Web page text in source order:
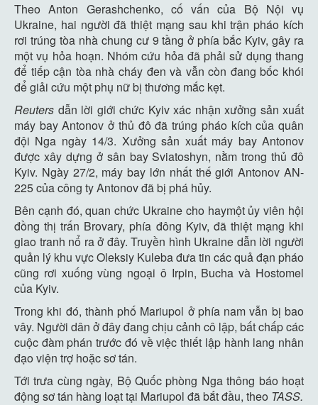
Theo Anton Gerashchenko, cố vấn của Bộ Nội vụ
Ukraine, hai người đã thiệt mạng sau khi trận pháo kích
rơi trúng tòa nhà chung cư 9 tầng ở phía bắc Kyiv, gây ra
một vụ hỏa hoạn. Nhóm cứu hỏa đã phải sử dụng thang
để tiếp cận tòa nhà cháy đen và vẫn còn đang bốc khói
để giải cứu một phụ nữ bị thương mắc kẹt.
Reuters dẫn lời giới chức Kyiv xác nhận xưởng sản xuất
máy bay Antonov ở thủ đô đã trúng pháo kích của quân
đội Nga ngày 14/3. Xưởng sản xuất máy bay Antonov
được xây dựng ở sân bay Sviatoshyn, nằm trong thủ đô
Kyiv. Ngày 27/2, máy bay lớn nhất thế giới Antonov AN-
225 của công ty Antonov đã bị phá hủy.
Bên cạnh đó, quan chức Ukraine cho haymột ủy viên hội
đồng thị trấn Brovary, phía đông Kyiv, đã thiệt mạng khi
giao tranh nổ ra ở đây. Truyền hình Ukraine dẫn lời người
quản lý khu vực Oleksiy Kuleba đưa tin các quả đạn pháo
cũng rơi xuống vùng ngoại ô Irpin, Bucha và Hostomel
của Kyiv.
Trong khi đó, thành phố Mariupol ở phía nam vẫn bị bao
vây. Người dân ở đây đang chịu cảnh cô lập, bất chấp các
cuộc đàm phán trước đó về việc thiết lập hành lang nhân
đạo viện trợ hoặc sơ tán.
Tới trưa cùng ngày, Bộ Quốc phòng Nga thông báo hoạt
động sơ tán hàng loạt tại Mariupol đã bắt đầu, theo TASS.